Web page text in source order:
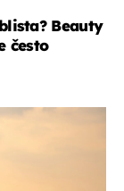
Beauty
često